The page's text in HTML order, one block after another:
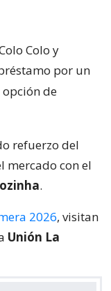
Colo y
por un
de
refuerzo del
mercado con el
.
2026, visitan
Unión La